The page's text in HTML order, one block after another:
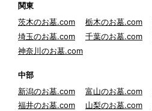
関東
茨木のお墓.com
栃木のお墓.com
埼玉のお墓.com
千葉のお墓.com
神奈川のお墓.com
中部
新潟のお墓.com
富山のお墓.com
福井のお墓.com
山梨のお墓.com